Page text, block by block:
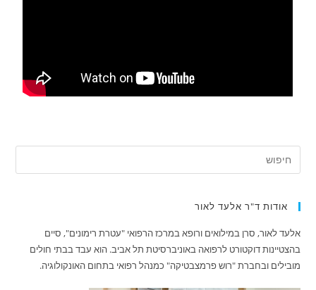
אודות ד"ר אלעד לאור
אלעד לאור, סרן במילואים ורופא במרכז הרפואי "עטרת רימונים", סיים
בהצטיינות דוקטורט לרפואה באוניברסיטת תל אביב. הוא עבד בבתי חולים
מובילים ובחברת "רוש פרמצבטיקה" כמנהל רפואי בתחום האונקולוגיה.